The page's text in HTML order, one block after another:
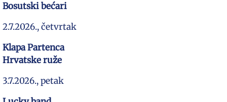
Bosutski bećari
2.7.2026., četvrtak
Klapa Partenca
Hrvatske ruže
3.7.2026., petak